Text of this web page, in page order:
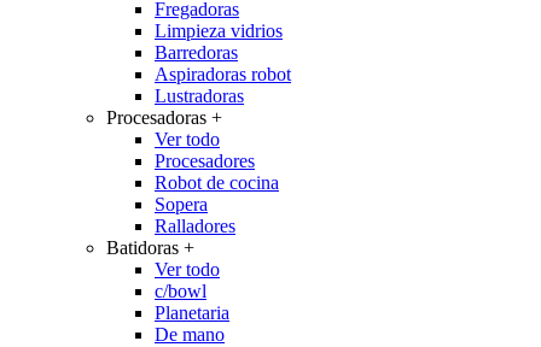
Fregadoras
Limpieza vidrios
Barredoras
Aspiradoras robot
Lustradoras
Procesadoras +
Ver todo
Procesadores
Robot de cocina
Sopera
Ralladores
Batidoras +
Ver todo
c/bowl
Planetaria
De mano